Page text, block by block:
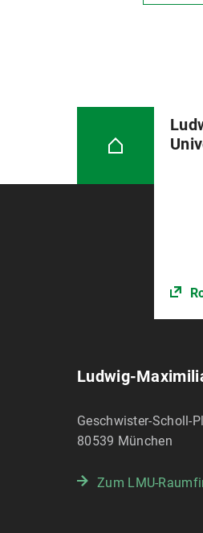
Ludwig-
Geschwister-Scholl-
80539 München
Zum LMU-